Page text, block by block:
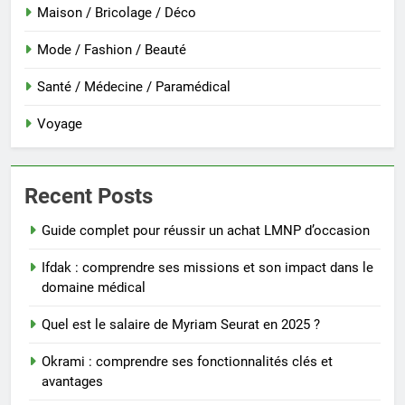
Maison / Bricolage / Déco
Mode / Fashion / Beauté
Santé / Médecine / Paramédical
Voyage
Recent Posts
Guide complet pour réussir un achat LMNP d’occasion
Ifdak : comprendre ses missions et son impact dans le
domaine médical
Quel est le salaire de Myriam Seurat en 2025 ?
Okrami : comprendre ses fonctionnalités clés et
avantages